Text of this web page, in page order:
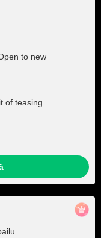
to new
of teasing